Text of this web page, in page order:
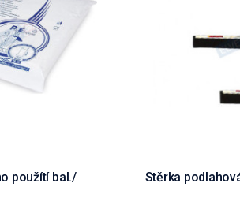
použítí bal./
Stěrka